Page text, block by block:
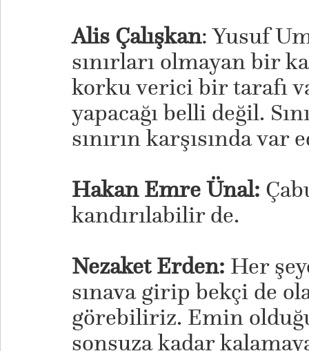
Alis Çalışkan: Yusuf
sınırları olmayan bir
korku verici bir tarafı
yapacağı belli değil.
sınırın karşısında
Hakan Emre Ünal:
kandırılabilir de.
Nezaket Erden: Her
sınava girip bekçi de
görebiliriz. Emin
sonsuza kadar